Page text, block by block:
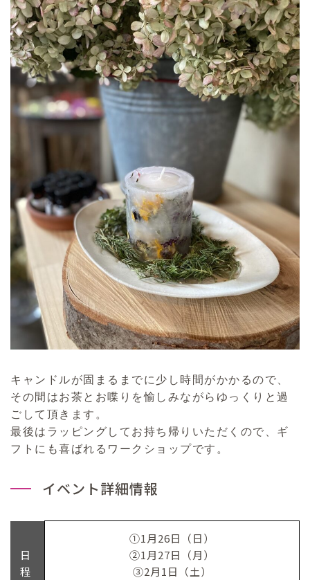
キャンドルが固まるまでに少し時間がかかるので、
その間はお茶とお喋りを愉しみながらゆっくりと過
ごして頂きます。
最後はラッピングしてお持ち帰りいただくので、ギ
フトにも喜ばれるワークショップです。
イベント詳細情報
日
程
①1月26日（日）
②1月27日（月）
③2月1日（土）